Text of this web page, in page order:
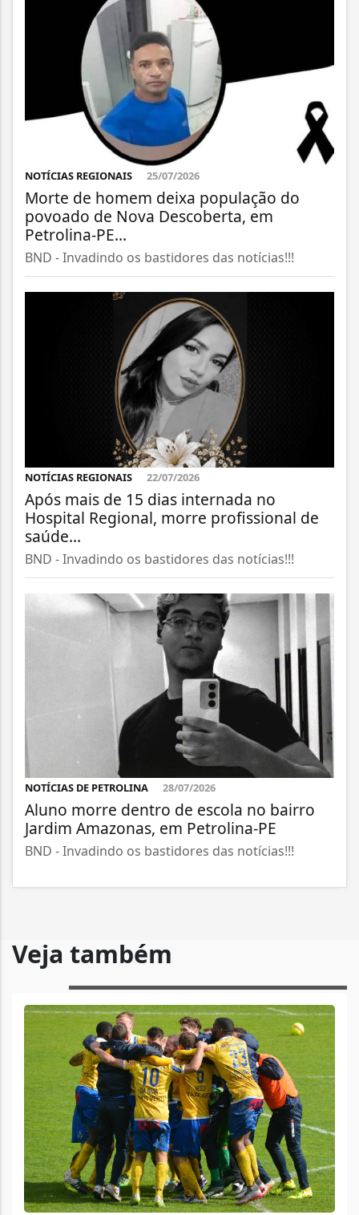
NOTÍCIAS REGIONAIS 25/07/2026
Morte de homem deixa população do
povoado de Nova Descoberta, em
Petrolina-PE...
BND - Invadindo os bastidores das notícias!!!
NOTÍCIAS REGIONAIS 22/07/2026
Após mais de 15 dias internada no
Hospital Regional, morre profissional de
saúde...
BND - Invadindo os bastidores das notícias!!!
NOTÍCIAS DE PETROLINA 28/07/2026
Aluno morre dentro de escola no bairro
Jardim Amazonas, em Petrolina-PE
BND - Invadindo os bastidores das notícias!!!
Veja também